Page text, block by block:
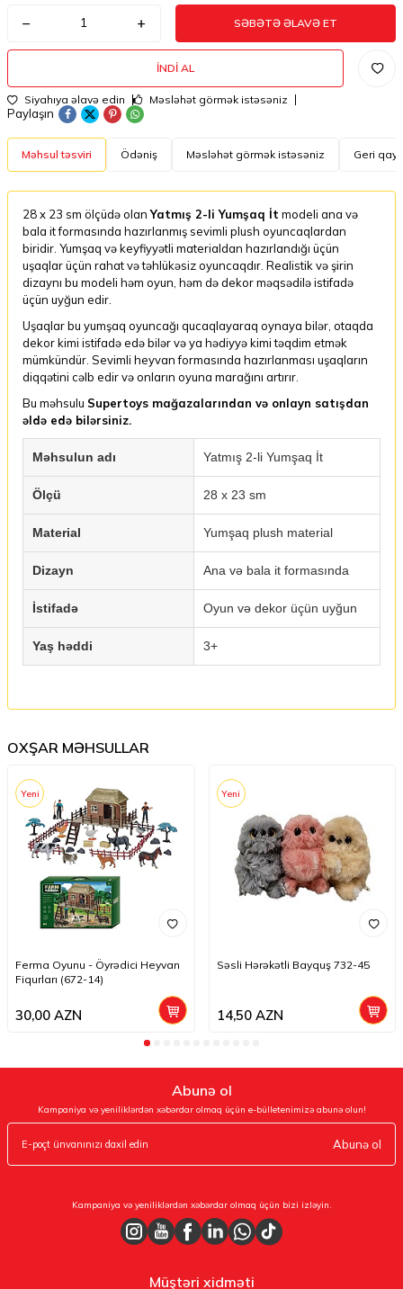
SƏBƏTƏ ƏLAVƏ ET
İNDI AL
Siyahıya əlavə edin Məsləhət görmək istəsəniz
Paylaşın
Məhsul təsviri Ödəniş Məsləhət görmək istəsəniz Geri
28 x 23 sm ölçüdə olanYatmış 2-li Yumşaq İt modeli ana və
bala it formasında hazırlanmış sevimli plush oyuncaqlardan
biridir. Yumşaq və keyfiyyətli materialdan hazırlandığı üçün
uşaqlar üçün rahat və təhlükəsiz oyuncaqdır. Realistik və şirin
dizaynı bu modeli həm oyun, həm də dekor məqsədilə istifadə
üçün uyğun edir.
Uşaqlar bu yumşaq oyuncağı qucaqlayaraq oynaya bilər, otaqda
dekor kimi istifadə edə bilər və ya hədiyyə kimi təqdim etmək
mümkündür. Sevimli heyvan formasında hazırlanması uşaqların
diqqətini cəlb edir və onların oyuna marağını artırır.
Bu məhsulu Supertoys mağazalarından və onlayn satışdan
əldə edə bilərsiniz.
Məhsulun adı Yatmış 2-li Yumşaq İt
Ölçü 28 x 23 sm
Material Yumşaq plush material
Dizayn Ana və bala it formasında
İstifadə Oyun və dekor üçün uyğun
Yaş həddi 3+
OXŞAR MƏHSULLAR
Yeni
Ferma Oyunu - Öyrədici Heyvan
Fiqurları (672-14)
30,00 AZN
Yeni
Səsli Hərəkətli Bayquş 732-45
14,50AZN
Abunə ol
Kampaniya və yeniliklərdən xəbərdar olmaq üçün e-bülletenimizə abunə olun!
Abunə ol
Kampaniya və yeniliklərdən xəbərdar olmaq üçün bizi izləyin.
Müştəri xidməti